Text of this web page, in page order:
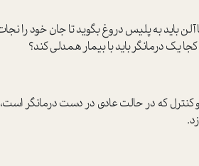
آلن باید به پلیس دروغ بگوید تا جان خود را
کجا یک درمانگر باید با بیمار همدلی کند؟
که در حالت عادی در دست درمانگر